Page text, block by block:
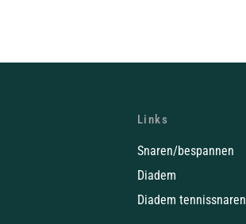
Links
Snaren/bespannen
Diadem
Diadem tennissnaren